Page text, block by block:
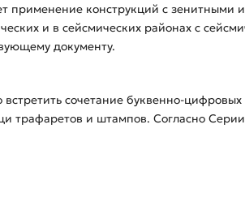
применение конструкций с
и в сейсмических районах с
документу.
сочетание буквенно-
трафаретов и штампов. Согласно